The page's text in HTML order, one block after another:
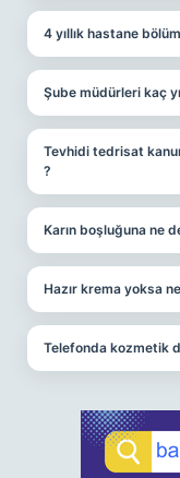
4 yıllık hastane
Şube müdürleri kaç
Tevhidi tedrisat
?
Karın boşluğuna ne
Hazır krema yoksa ne
Telefonda kozmetik